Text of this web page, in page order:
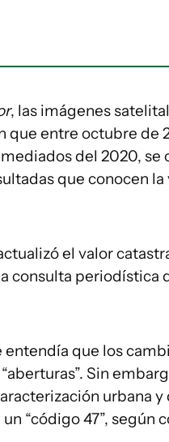
, las imágenes
que entre octubre de
del 2020, se
que conocen la
el valor
consulta periodística
que los
Sin
urbana y
“código 47”, según